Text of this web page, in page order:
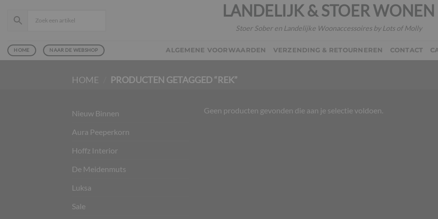
naar
LANDELIJK & STOER WONEN
Stoer Sober en Landelijke Woonaccessoires by Lots of Molly
HOME NAAR DE WEBSHOP ALGEMENE VOORWAARDEN VERZENDING & RETOURNEREN CONTACT
HOME PRODUCTEN GETAGGED “REK”
Nieuw Binnen
Aura Peeperkorn
Hoffz Interior
De Meidenmuts
Luksa
Sale
Geen producten gevonden die aan je selectie voldoen.